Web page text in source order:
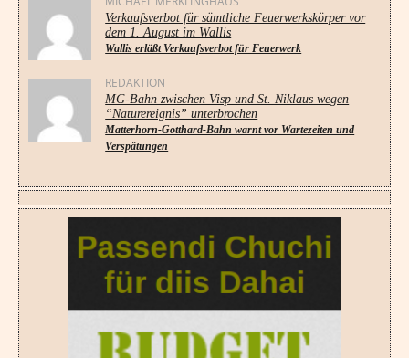
Verkaufsverbot für sämtliche Feuerwerkskörper vor
dem 1. August im Wallis
Wallis erläßt Verkaufsverbot für Feuerwerk
REDAKTION
MG-Bahn zwischen Visp und St. Niklaus wegen
“Naturereignis” unterbrochen
Matterhorn-Gotthard-Bahn warnt vor Wartezeiten und
Verspätungen